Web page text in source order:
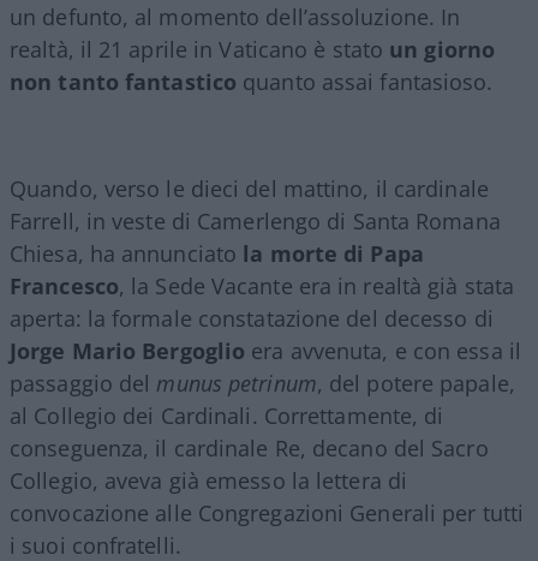
un defunto, al momento dell’assoluzione. In
realtà, il 21 aprile in Vaticano è stato un giorno
non tanto fantastico quanto assai fantasioso.
Quando, verso le dieci del mattino, il cardinale
Farrell, in veste di Camerlengo di Santa Romana
Chiesa, ha annunciato la morte di Papa
Francesco, la Sede Vacante era in realtà già stata
aperta: la formale constatazione del decesso di
Jorge Mario Bergoglio era avvenuta, e con essa il
passaggio del munus petrinum, del potere papale,
al Collegio dei Cardinali. Correttamente, di
conseguenza, il cardinale Re, decano del Sacro
Collegio, aveva già emesso la lettera di
convocazione alle Congregazioni Generali per tutti
i suoi confratelli.